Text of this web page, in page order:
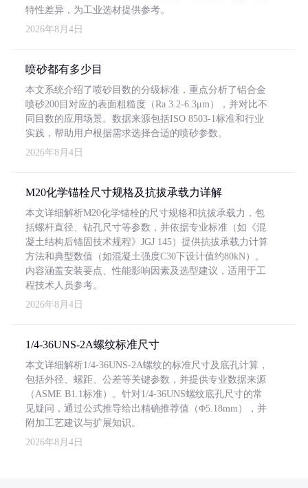
特性差异，为工业选材提供参考。
2026年8月4日
喷砂都有多少目
本文系统介绍了喷砂目数的分级标准，重点分析了铝合金
喷砂200目对应的表面粗糙度（Ra 3.2-6.3μm），并对比不
同目数的应用场景。数据来源包括ISO 8503-1标准和行业
实践，帮助用户根据需求选择合适的喷砂参数。
2026年8月4日
M20化学锚栓尺寸规格及抗拔承载力详解
本文详细解析M20化学锚栓的尺寸规格和抗拔承载力，包
括螺杆直径、钻孔尺寸等参数，并依据专业标准（如《混
凝土结构后锚固技术规程》JGJ 145）提供抗拔承载力计算
方法和典型数值（如混凝土强度C30下设计值约80kN）。
内容涵盖安装要点、性能影响因素及选型建议，适用于工
程技术人员参考。
2026年8月4日
1/4-36UNS-2A螺纹标准尺寸
本文详细解析1/4-36UNS-2A螺纹的标准尺寸及底孔计算，
包括外径、螺距、公差等关键参数，并提供专业数据来源
（ASME B1.1标准）。针对1/4-36UNS螺纹底孔尺寸的常
见疑问，通过公式推导给出精确推荐值（Φ5.18mm），并
附加工艺建议与扩展知识。
2026年8月4日